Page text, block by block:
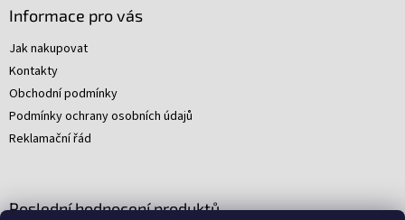
Informace pro vás
Jak nakupovat
Kontakty
Obchodní podmínky
Podmínky ochrany osobních údajů
Reklamační řád
Poslední hodnocení produktů